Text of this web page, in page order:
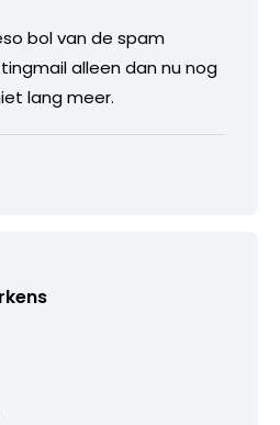
bol van de spam
alleen dan nu nog
lang meer.